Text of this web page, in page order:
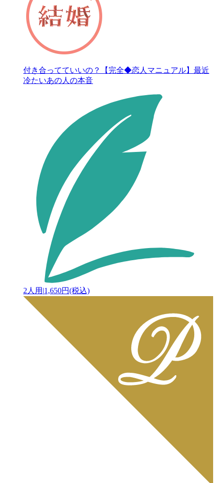
付き合ってていいの？【完全◆恋人マニュアル】最近
冷たいあの人の本音
2人用 |1,650円(税込)